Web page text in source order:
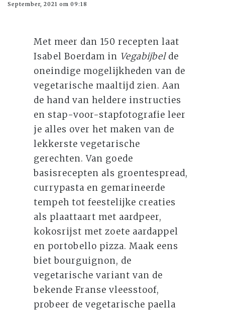
September, 2021 om 09:18
Met meer dan 150 recepten laat
Isabel Boerdam in Vegabijbel de
oneindige mogelijkheden van de
vegetarische maaltijd zien. Aan
de hand van heldere instructies
en stap-voor-stapfotografie leer
je alles over het maken van de
lekkerste vegetarische
gerechten. Van goede
basisrecepten als groentespread,
currypasta en gemarineerde
tempeh tot feestelijke creaties
als plaattaart met aardpeer,
kokosrijst met zoete aardappel
en portobello pizza. Maak eens
biet bourguignon, de
vegetarische variant van de
bekende Franse vleesstoof,
probeer de vegetarische paella